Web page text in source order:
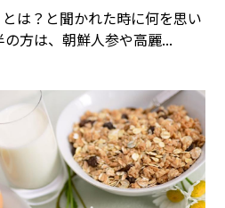
は？と聞かれた時に何を思い
方は、朝鮮人参や高麗...